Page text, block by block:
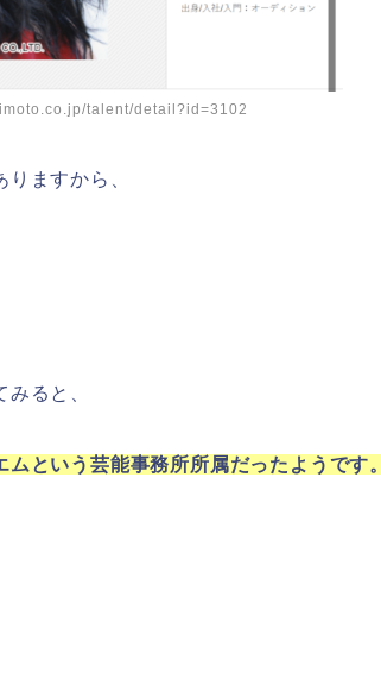
talent/detail?id=3102
ますから、
ると、
という芸能事務所所属だったようです。